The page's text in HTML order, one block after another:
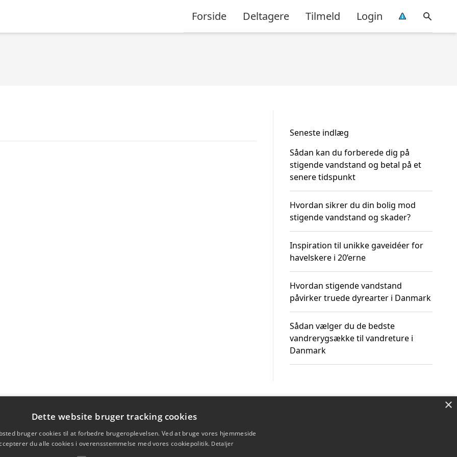
Forside Deltagere Tilmeld Login
Seneste indlæg
Sådan kan du forberede dig på
stigende vandstand og betal på et
senere tidspunkt
Hvordan sikrer du din bolig mod
stigende vandstand og skader?
Inspiration til unikke gaveidéer for
havelskere i 20’erne
Hvordan stigende vandstand
påvirker truede dyrearter i Danmark
Sådan vælger du de bedste
vandrerygsække til vandreture i
Danmark
×
Dette website bruger tracking cookies
bruger cookies til at forbedre brugeroplevelsen. Ved at bruge vores hjemmeside
du alle cookies i overensstemmelse med vores cookiepolitik. Detaljer